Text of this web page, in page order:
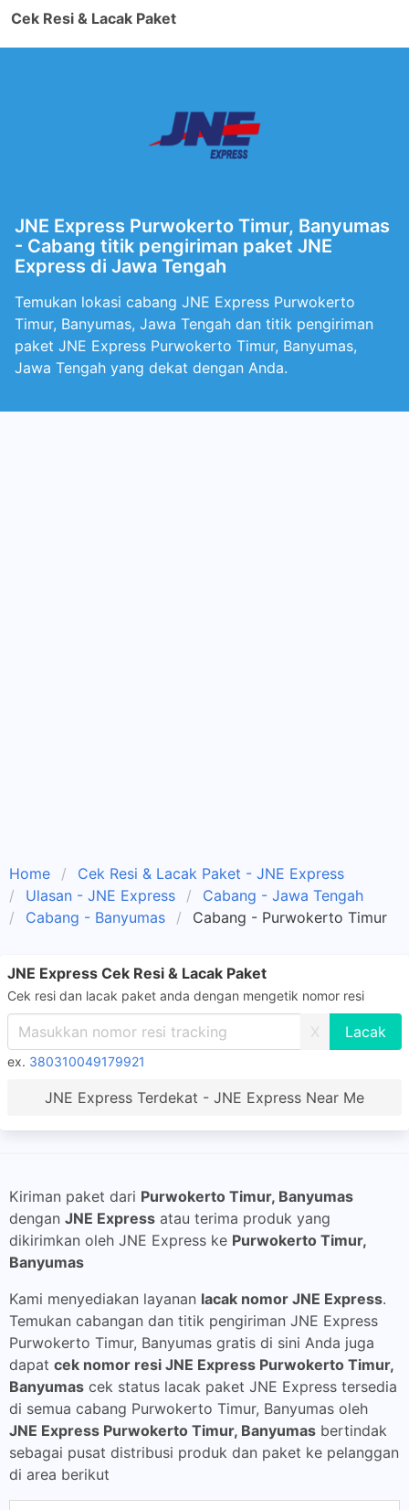
Cek Resi & Lacak Paket
JNE Express Purwokerto Timur, Banyumas
- Cabang titik pengiriman paket JNE
Express di Jawa Tengah
Temukan lokasi cabang JNE Express Purwokerto
Timur, Banyumas, Jawa Tengah dan titik pengiriman
paket JNE Express Purwokerto Timur, Banyumas,
Jawa Tengah yang dekat dengan Anda.
Home
Cek Resi & Lacak Paket - JNE Express
Ulasan - JNE Express
Cabang - Jawa Tengah
Cabang - Banyumas
Cabang - Purwokerto Timur
JNE Express Cek Resi & Lacak Paket
Cek resi dan lacak paket anda dengan mengetik nomor resi
X
ex. 380310049179921
JNE Express Terdekat - JNE Express Near Me
Kiriman paket dari Purwokerto Timur, Banyumas
dengan JNE Express atau terima produk yang
dikirimkan oleh JNE Express ke Purwokerto Timur,
Banyumas
Kami menyediakan layanan lacak nomor JNE Express.
Temukan cabangan dan titik pengiriman JNE Express
Purwokerto Timur, Banyumas gratis di sini Anda juga
dapat cek nomor resi JNE Express Purwokerto Timur,
Banyumas cek status lacak paket JNE Express tersedia
di semua cabang Purwokerto Timur, Banyumas oleh
JNE Express Purwokerto Timur, Banyumas bertindak
sebagai pusat distribusi produk dan paket ke pelanggan
di area berikut